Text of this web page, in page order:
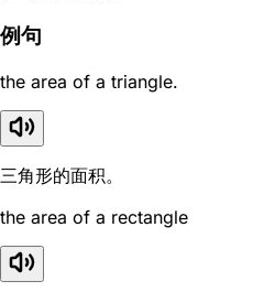
例句
the area of a triangle.
三角形的面积。
the area of a rectangle